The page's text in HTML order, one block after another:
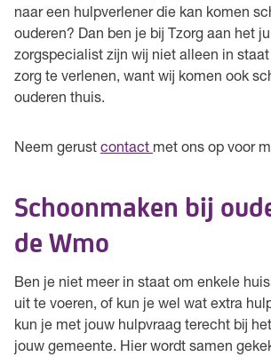
naar een hulpverlener die kan komen
ouderen? Dan ben je bij Tzorg aan het
zorgspecialist zijn wij niet alleen in
zorg te verlenen, want wij komen ook
ouderen thuis.
Neem gerust contact met ons op voor
Schoonmaken bij
de Wmo
Ben je niet meer in staat om enkele
uit te voeren, of kun je wel wat extra
kun je met jouw hulpvraag terecht bij
jouw gemeente. Hier wordt samen